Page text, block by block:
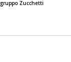
gruppo Zucchetti